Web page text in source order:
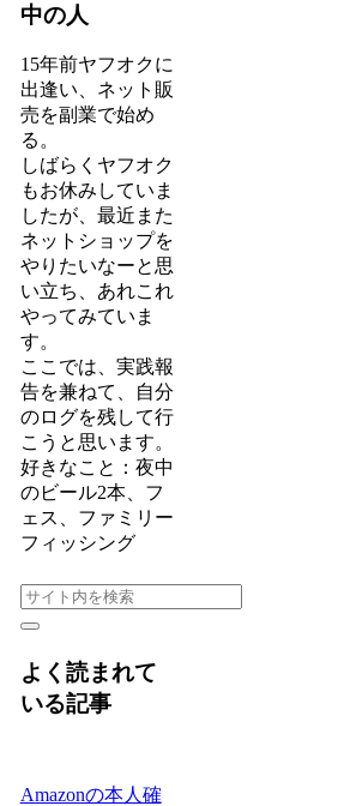
中の人
15年前ヤフオクに
出逢い、ネット販
売を副業で始め
る。
しばらくヤフオク
もお休みしていま
したが、最近また
ネットショップを
やりたいなーと思
い立ち、あれこれ
やってみていま
す。
ここでは、実践報
告を兼ねて、自分
のログを残して行
こうと思います。
好きなこと：夜中
のビール2本、フ
ェス、ファミリー
フィッシング
よく読まれて
いる記事
Amazonの本人確